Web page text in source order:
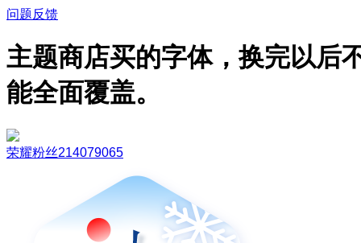
问题反馈
主题商店买的字体，换完以后
能全面覆盖。
荣耀粉丝214079065